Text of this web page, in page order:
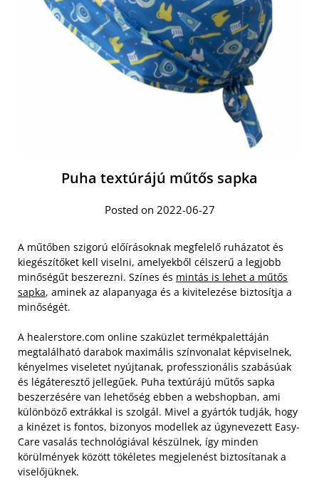
Puha textúrájú műtős sapka
Posted on 2022-06-27
A műtőben szigorú előírásoknak megfelelő ruházatot és
kiegészítőket kell viselni, amelyekből célszerű a legjobb
minőségűt beszerezni. Színes és mintás is lehet a műtős
sapka, aminek az alapanyaga és a kivitelezése biztosítja a
minőségét.
A healerstore.com online szaküzlet termékpalettáján
megtalálható darabok maximális színvonalat képviselnek,
kényelmes viseletet nyújtanak, professzionális szabásúak
és légáteresztő jellegűek. Puha textúrájú műtős sapka
beszerzésére van lehetőség ebben a webshopban, ami
különböző extrákkal is szolgál. Mivel a gyártók tudják, hogy
a kinézet is fontos, bizonyos modellek az úgynevezett Easy-
Care vasalás technológiával készülnek, így minden
körülmények között tökéletes megjelenést biztosítanak a
viselőjüknek.